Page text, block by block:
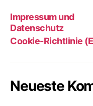
Impressum und
Datenschutz
Cookie-Richtlinie
Neueste